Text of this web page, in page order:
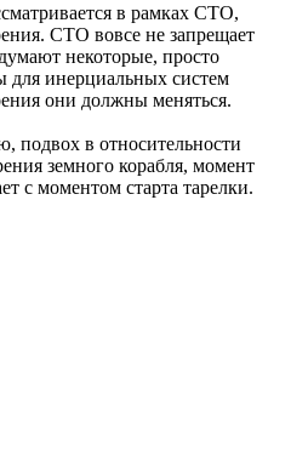
в рамках СТО,
СТО вовсе не запрещает
некоторые, просто
инерциальных систем
они должны меняться.
подвох в относительности
земного корабля, момент
с моментом старта тарелки.